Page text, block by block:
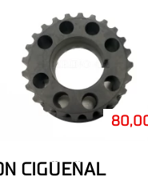
CIGÜEÑAL